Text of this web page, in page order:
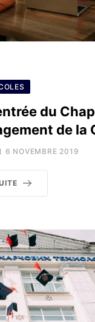
du
de la
6 NOVEMBRE 2019